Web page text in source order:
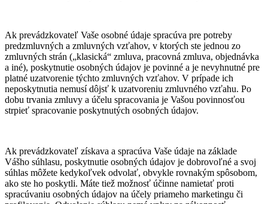
Ak prevádzkovateľ Vaše osobné údaje spracúva pre potreby
predzmluvných a zmluvných vzťahov, v ktorých ste jednou zo
zmluvných strán („klasická“ zmluva, pracovná zmluva, objednávka
a iné), poskytnutie osobných údajov je povinné a je nevyhnutné pre
platné uzatvorenie týchto zmluvných vzťahov. V prípade ich
neposkytnutia nemusí dôjsť k uzatvoreniu zmluvného vzťahu. Po
dobu trvania zmluvy a účelu spracovania je Vašou povinnosťou
strpieť spracovanie poskytnutých osobných údajov.
Ak prevádzkovateľ získava a spracúva Vaše údaje na základe
Vášho súhlasu, poskytnutie osobných údajov je dobrovoľné a svoj
súhlas môžete kedykoľvek odvolať, obvykle rovnakým spôsobom,
ako ste ho poskytli. Máte tiež možnosť účinne namietať proti
spracúvaniu osobných údajov na účely priameho marketingu či